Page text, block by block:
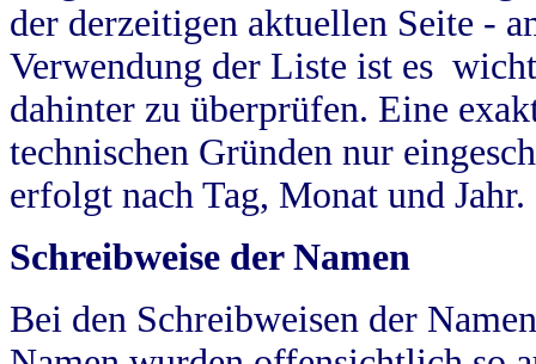
der derzeitigen aktuellen Seite -
Verwendung der Liste ist es
dahinter zu überprüfen. Eine
technischen Gründen nur
erfolgt nach Tag, Monat und Jahr.
Schreibweise der Namen
Bei den Schreibweisen der